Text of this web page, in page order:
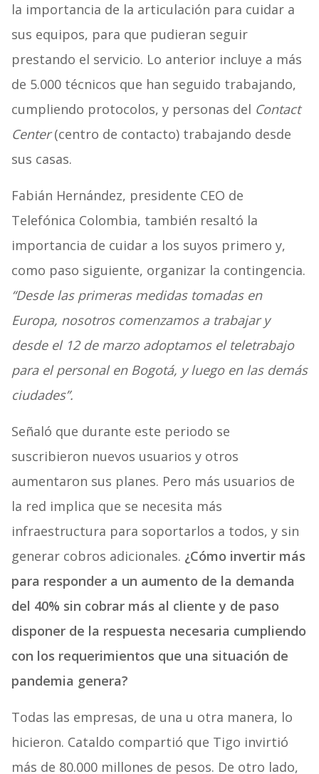
la importancia de la articulación para cuidar a
sus equipos, para que pudieran seguir
prestando el servicio. Lo anterior incluye a más
de 5.000 técnicos que han seguido trabajando,
cumpliendo protocolos, y personas del Contact
Center(centro de contacto) trabajando desde
sus casas.
Fabián Hernández, presidente CEO de
Telefónica Colombia, también resaltó la
importancia de cuidar a los suyos primero y,
como paso siguiente, organizar la contingencia.
“Desde las primeras medidas tomadas en
Europa, nosotros comenzamos a trabajar y
desde el 12 de marzo adoptamos el teletrabajo
para el personal en Bogotá, y luego en las demás
ciudades”.
Señaló que durante este periodo se
suscribieron nuevos usuarios y otros
aumentaron sus planes. Pero más usuarios de
la red implica que se necesita más
infraestructura para soportarlos a todos, y sin
generar cobros adicionales. ¿Cómo invertir más
para responder a un aumento de la demanda
del 40% sin cobrar más al cliente y de paso
disponer de la respuesta necesaria cumpliendo
con los requerimientos que una situación de
pandemia genera?
Todas las empresas, de una u otra manera, lo
hicieron. Cataldo compartió que Tigo invirtió
más de 80.000 millones de pesos. De otro lado,